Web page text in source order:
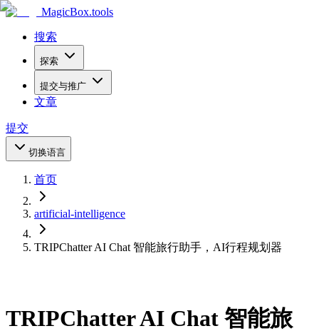
MagicBox.tools
搜索
探索
提交与推广
文章
提交
切换语言
首页
artificial-intelligence
TRIPChatter AI Chat 智能旅行助手，AI行程规划器
TRIPChatter AI Chat 智能旅